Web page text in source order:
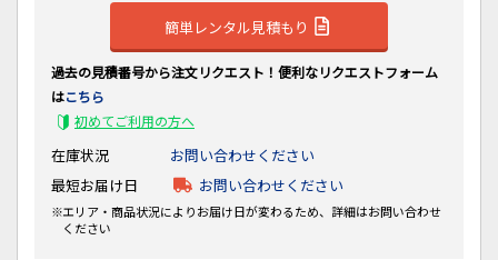
簡単レンタル見積もり
過去の見積番号から注文リクエスト！便利なリクエストフォーム
はこちら
初めてご利用の方へ
在庫状況
お問い合わせください
最短お届け日
お問い合わせください
エリア・商品状況によりお届け日が変わるため、詳細はお問い合わせ
ください